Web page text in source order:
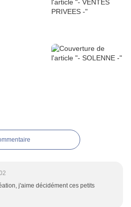
j'aime décidément ces petits